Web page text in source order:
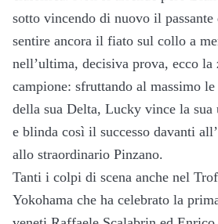
sotto vincendo di nuovo il passante
sentire ancora il fiato sul collo a
nell’ultima, decisiva prova, ecco la
campione: sfruttando al massimo
della sua Delta, Lucky vince la sua
e blinda così il successo davanti
allo straordinario Pinzano.
Tanti i colpi di scena anche nel
Yokohama che ha celebrato la